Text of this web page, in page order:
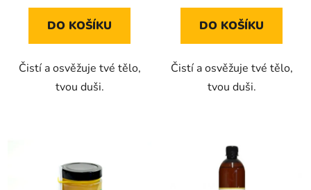
DO KOŠÍKU
Čistí a osvěžuje tvé tělo,
tvou duši.
DO KOŠÍKU
Čistí a osvěžuje tvé tělo,
tvou duši.